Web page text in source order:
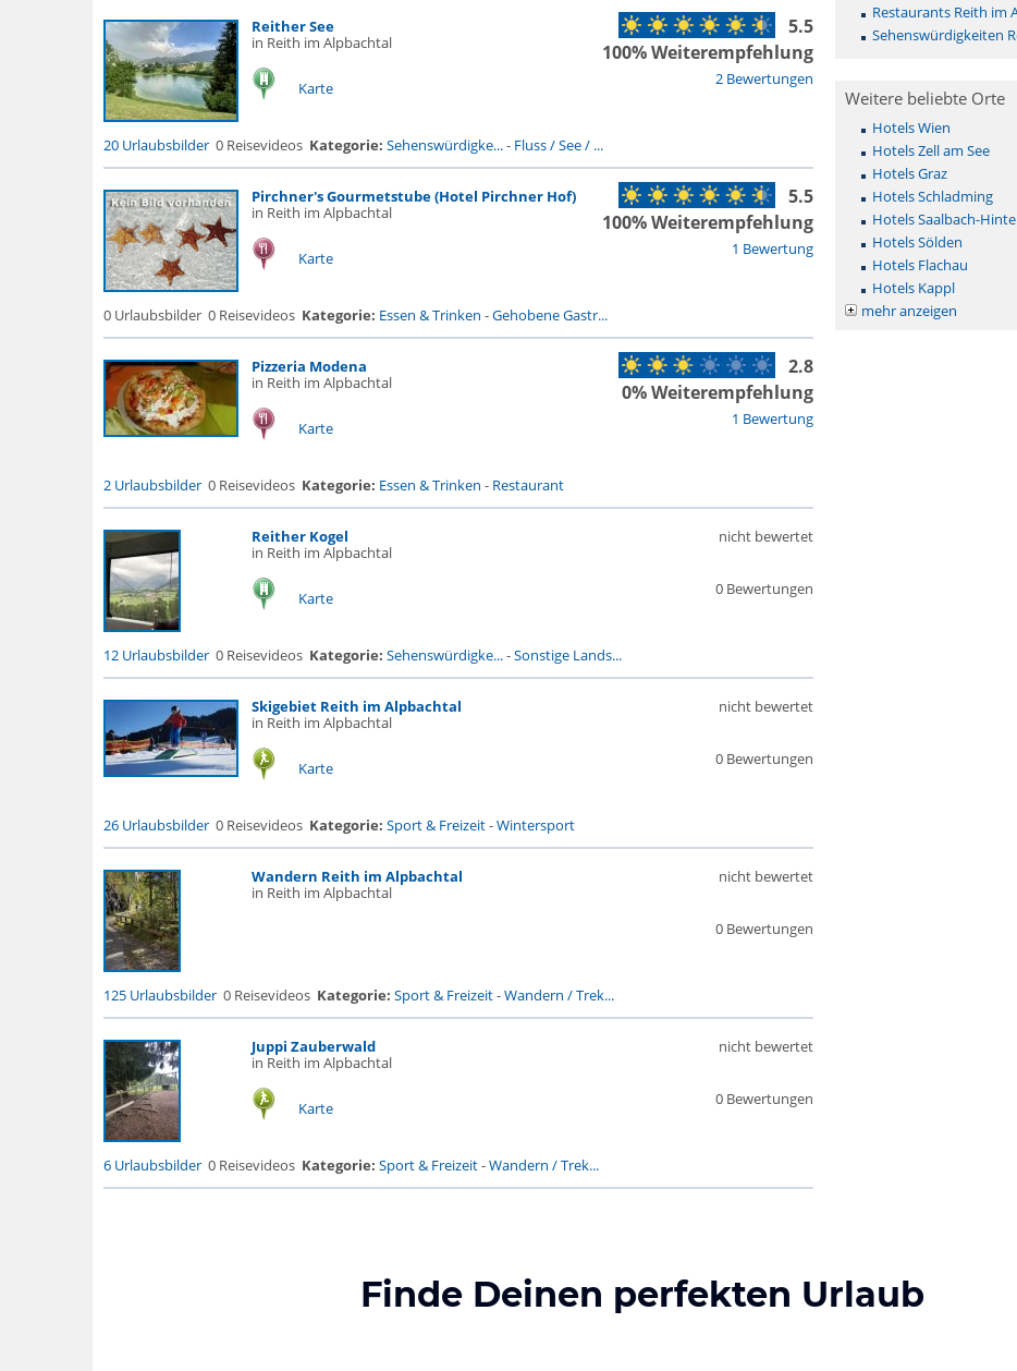
Reither See
in Reith im Alpbachtal
Karte 2 Bewertungen
5.5
100% Weiterempfehlung
20 Urlaubsbilder 0 Reisevideos Kategorie: Sehenswürdigke...- Fluss / See / ...
Pirchner's Gourmetstube (Hotel Pirchner Hof)
in Reith im Alpbachtal
Karte 1 Bewertung
5.5
100% Weiterempfehlung
0 Urlaubsbilder 0 Reisevideos Kategorie: Essen & Trinken -Gehobene Gastr...
Pizzeria Modena
in Reith im Alpbachtal
Karte 1 Bewertung
2.8
0% Weiterempfehlung
2 Urlaubsbilder 0 Reisevideos Kategorie: Essen & Trinken - Restaurant
Reither Kogel
in Reith im Alpbachtal
Karte 0 Bewertungen
nicht bewertet
12 Urlaubsbilder 0 Reisevideos Kategorie: Sehenswürdigke...-Sonstige Lands...
Skigebiet Reith im Alpbachtal
in Reith im Alpbachtal
Karte 0 Bewertungen
nicht bewertet
26 Urlaubsbilder 0 Reisevideos Kategorie: Sport & Freizeit-Wintersport
Wandern Reith im Alpbachtal
in Reith im Alpbachtal
0 Bewertungen
nicht bewertet
125 Urlaubsbilder 0 Reisevideos Kategorie: Sport & Freizeit-Wandern / Trek...
Juppi Zauberwald
in Reith im Alpbachtal
Karte 0 Bewertungen
nicht bewertet
6 Urlaubsbilder 0 Reisevideos Kategorie: Sport & Freizeit-Wandern / Trek...
Restaurants Reith im
Sehenswürdigkeiten
Weitere beliebte Orte
Hotels Wien
Hotels Zell am See
Hotels Graz
Hotels Schladming
Hotels Saalbach-
Hotels Sölden
Hotels Flachau
Hotels Kappl
mehr anzeigen
Finde Deinen perfekten Urlaub